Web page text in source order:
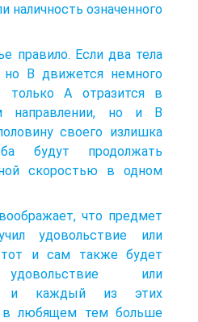
наличность означенного
правило. Если два тела
В движется немного
А отразится в
направлении, но и В
своего излишка
будут продолжать
скоростью в одном
что предмет
удовольствие или
тот и сам также будет
или
и каждый из этих
в любящем тем больше